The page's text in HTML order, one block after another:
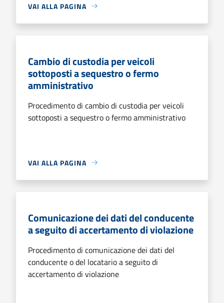
VAI ALLA PAGINA
Cambio di custodia per veicoli
sottoposti a sequestro o fermo
amministrativo
Procedimento di cambio di custodia per veicoli
sottoposti a sequestro o fermo amministrativo
VAI ALLA PAGINA
Comunicazione dei dati del conducente
a seguito di accertamento di violazione
Procedimento di comunicazione dei dati del
conducente o del locatario a seguito di
accertamento di violazione